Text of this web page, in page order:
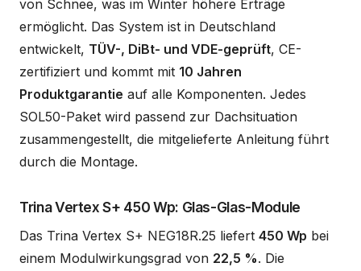
von Schnee, was im Winter höhere Erträge
ermöglicht. Das System ist in Deutschland
entwickelt, TÜV-, DiBt- und VDE-geprüft, CE-
zertifiziert und kommt mit 10 Jahren
Produktgarantie auf alle Komponenten. Jedes
SOL50-Paket wird passend zur Dachsituation
zusammengestellt, die mitgelieferte Anleitung führt
durch die Montage.
Trina Vertex S+ 450 Wp: Glas-Glas-Module
Das Trina Vertex S+ NEG18R.25 liefert 450 Wp bei
einem Modulwirkungsgrad von 22,5 %. Die